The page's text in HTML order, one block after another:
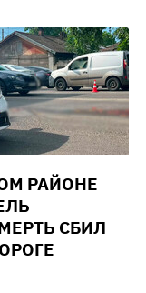
РАЙОНЕ
СБИЛ